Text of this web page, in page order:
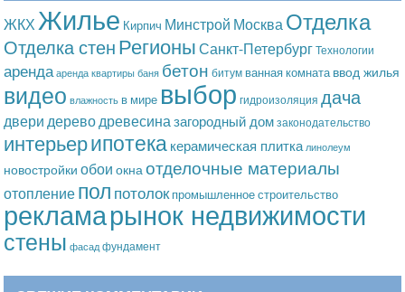
ЖКХ Жилье Кирпич Минстрой МоскваОтделка
Отделка стенРегионы Санкт-Петербург Технологии
аренда аренда квартиры баня бетон битум ванная комната ввод жилья
видео влажность в мире выбор гидроизоляция дача
двери дереводревесиназагородный дом законодательство
интерьерипотека керамическая плитка линолеум
новостройки обои окна отделочные материалы
отоплениепол потолок промышленное строительство
рекламарынок недвижимости
стены фасад фундамент